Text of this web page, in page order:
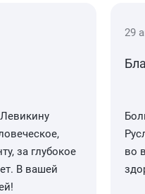
за глубокое
В вашей
29
во